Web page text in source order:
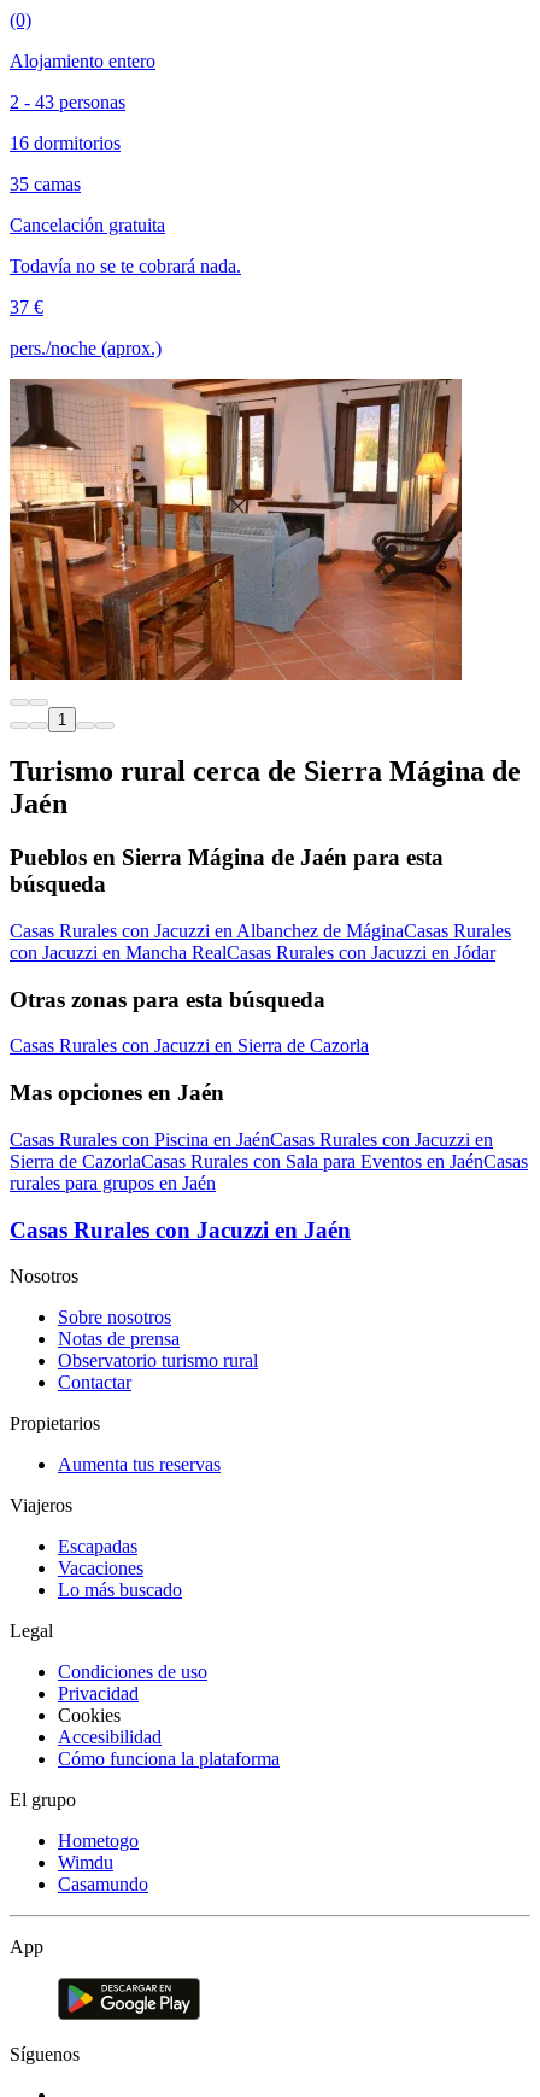
(0)
Alojamiento entero
2 - 43 personas
16 dormitorios
35 camas
Cancelación gratuita
Todavía no se te cobrará nada.
37 €
pers./noche (aprox.)
1
Turismo rural cerca de Sierra Mágina de
Jaén
Pueblos en Sierra Mágina de Jaén para esta
búsqueda
Casas Rurales con Jacuzzi en Albanchez de MáginaCasas Rurales
con Jacuzzi en Mancha RealCasas Rurales con Jacuzzi en Jódar
Otras zonas para esta búsqueda
Casas Rurales con Jacuzzi en Sierra de Cazorla
Mas opciones en Jaén
Casas Rurales con Piscina en JaénCasas Rurales con Jacuzzi en
Sierra de CazorlaCasas Rurales con Sala para Eventos en JaénCasas
rurales para grupos en Jaén
Casas Rurales con Jacuzzi en Jaén
Nosotros
Sobre nosotros
Notas de prensa
Observatorio turismo rural
Contactar
Propietarios
Aumenta tus reservas
Viajeros
Escapadas
Vacaciones
Lo más buscado
Legal
Condiciones de uso
Privacidad
Cookies
Accesibilidad
Cómo funciona la plataforma
El grupo
Hometogo
Wimdu
Casamundo
App
Síguenos